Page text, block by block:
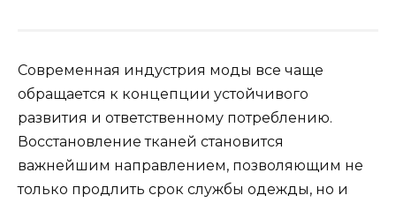
Современная индустрия моды все чаще
обращается к концепции устойчивого
развития и ответственному потреблению.
Восстановление тканей становится
важнейшим направлением, позволяющим не
только продлить срок службы одежды, но и